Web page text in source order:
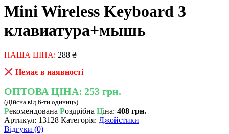
Mini Wireless Keyboard 3
клавиатура+мышь
НАША ЦІНА: 288 ₴
Немає в наявності
ОПТОВА ЦІНА: 253 грн.
(Дійсна від 6-ти одиниць)
Рекомендована Роздрібна Ціна: 408 грн.
Артикул: 13128 Категорія: Джойстики
Відгуки (0)